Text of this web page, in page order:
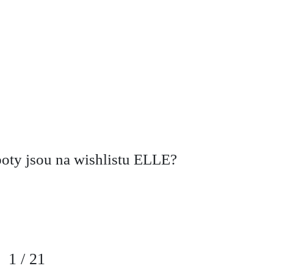
jsou na wishlistu ELLE?
1 / 21